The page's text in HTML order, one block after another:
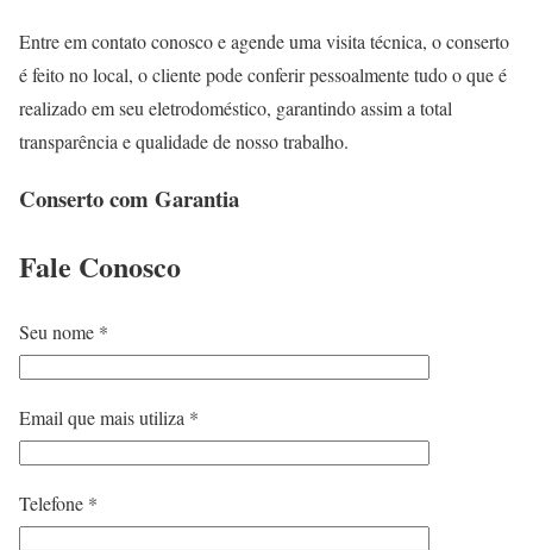
Entre em contato conosco e agende uma visita técnica, o conserto
é feito no local, o cliente pode conferir pessoalmente tudo o que é
realizado em seu eletrodoméstico, garantindo assim a total
transparência e qualidade de nosso trabalho.
Conserto com Garantia
Fale Conosco
Seu nome *
Email que mais utiliza *
Telefone *